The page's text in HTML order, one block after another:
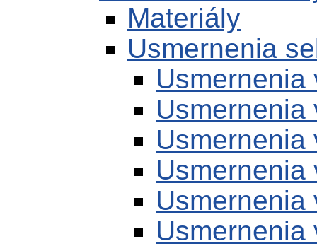
Materiály
Usmernenia
Usmernenia
Usmernenia
Usmernenia
Usmernenia
Usmernenia
Usmernenia